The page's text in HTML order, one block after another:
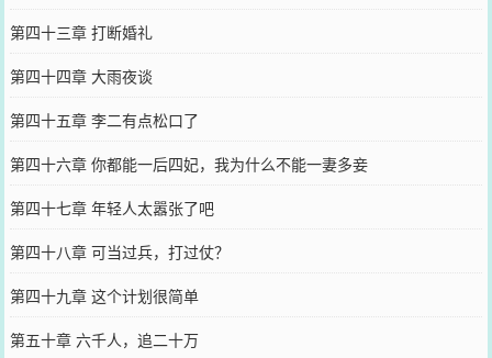
第四十三章 打断婚礼
第四十四章 大雨夜谈
第四十五章 李二有点松口了
第四十六章 你都能一后四妃，我为什么不能一妻多妾
第四十七章 年轻人太嚣张了吧
第四十八章 可当过兵，打过仗？
第四十九章 这个计划很简单
第五十章 六千人，追二十万